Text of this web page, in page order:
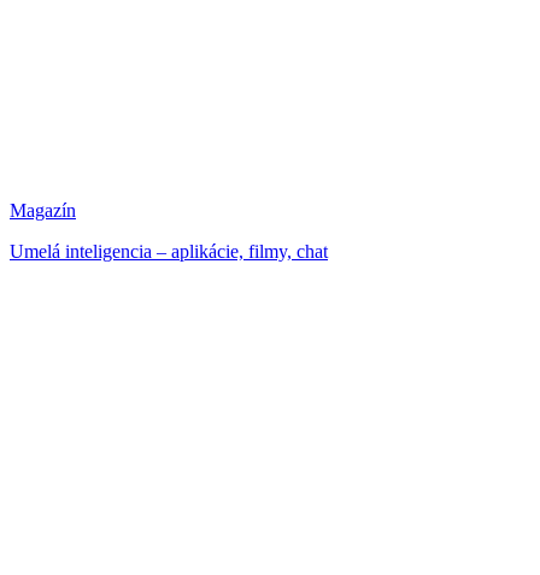
Magazín
Umelá inteligencia – aplikácie, filmy, chat